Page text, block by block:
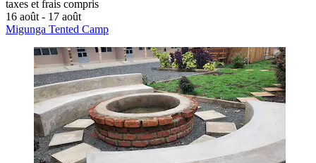
taxes et frais compris
16 août - 17 août
Migunga Tented Camp